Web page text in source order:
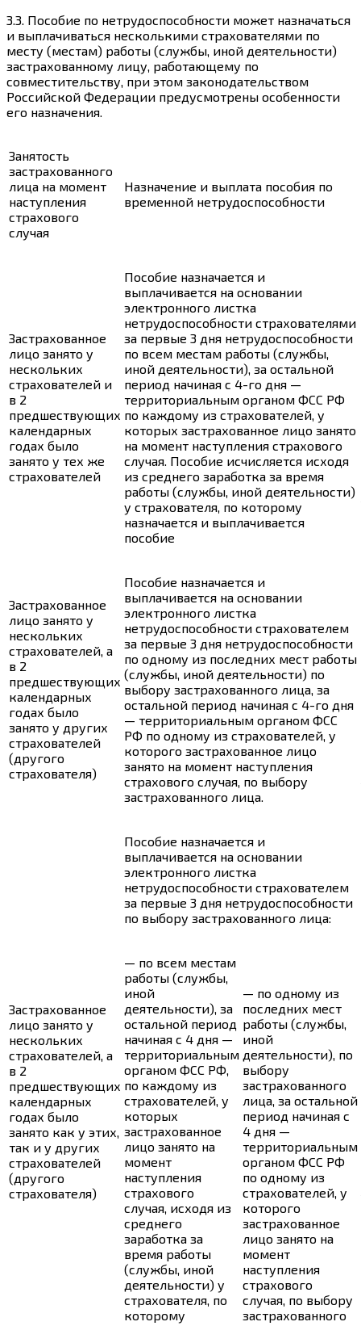
3.3. Пособие по нетрудоспособности может назначаться
и выплачиваться несколькими страхователями по
месту (местам) работы (службы, иной деятельности)
застрахованному лицу, работающему по
совместительству , при этом законодательством
Российской Федерации предусмотрены особенности
его назначения.
Занятость
застрахованного
лица на момент
наступления
страхового
случая
Назначение и выплата пособия по
временной нетрудоспособности
Застрахованное
лицо занято у
нескольких
страхователей и
в 2
предшествующих
календарных
годах было
занято у тех же
страхователей
Пособие назначается и
выплачивается на основании
электронного листка
нетрудоспособности страхователями
за первые 3 дня нетрудоспособности
по всем местам работы (службы,
иной деятельности), за остальной
период начиная с 4-го дня —
территориальным органом ФСС РФ
по каждому из страхователей, у
которых застрахованное лицо занято
на момент наступления страхового
случая. Пособие исчисляется исходя
из среднего заработка за время
работы (службы, иной деятельности)
у страхователя, по которому
назначается и выплачивается
пособие
Застрахованное
лицо занято у
нескольких
страхователей, а
в 2
предшествующих
календарных
годах было
занято у других
страхователей
(другого
страхователя)
Пособие назначается и
выплачивается на основании
электронного листка
нетрудоспособности страхователем
за первые 3 дня нетрудоспособности
по одному из последних мест работы
(службы, иной деятельности) по
выбору застрахованного лица, за
остальной период начиная с 4-го дня
— территориальным органом ФСС
РФ по одному из страхователей, у
которого застрахованное лицо
занято на момент наступления
страхового случая, по выбору
застрахованного лица.
Застрахованное
лицо занято у
нескольких
страхователей, а
в 2
предшествующих
календарных
годах было
занято как у этих,
так и у других
страхователей
(другого
страхователя)
Пособие назначается и
выплачивается на основании
электронного листка
нетрудоспособности страхователем
за первые 3 дня нетрудоспособности
по выбору застрахованного лица:
— по всем местам
работы (службы,
иной
деятельности), за
остальной период
начиная с 4 дня —
территориальным
органом ФСС РФ,
по каждому из
страхователей, у
которых
застрахованное
лицо занято на
момент
наступления
страхового
случая, исходя из
среднего
заработка за
время работы
(службы, иной
деятельности) у
страхователя, по
которому
— по одному из
последних мест
работы (службы,
иной
деятельности), по
выбору
застрахованного
лица, за остальной
период начиная с
4 дня —
территориальным
органом ФСС РФ
по одному из
страхователей, у
которого
застрахованное
лицо занято на
момент
наступления
страхового
случая, по выбору
застрахованного